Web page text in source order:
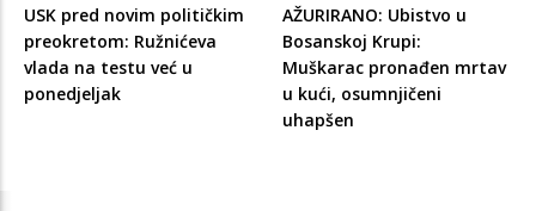
USK pred novim političkim
preokretom: Ružnićeva
vlada na testu već u
ponedjeljak
AŽURIRANO: Ubistvo u
Bosanskoj Krupi:
Muškarac pronađen mrtav
u kući, osumnjičeni
uhapšen